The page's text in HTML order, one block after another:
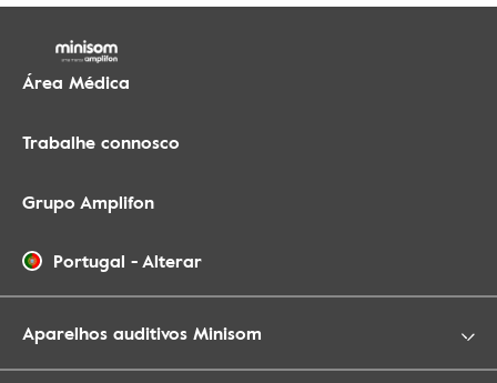
Área Médica
Trabalhe connosco
Grupo Amplifon
Portugal -Alterar
Aparelhos auditivos Minisom